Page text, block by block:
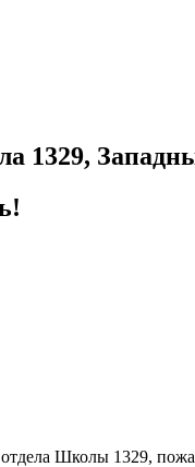
1329,
Школы 1329,